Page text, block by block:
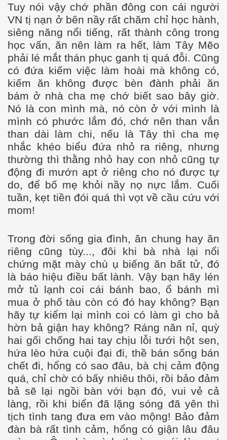
Tuy nói vậy chớ phần đông con cái người
VN tị nạn ở bên nầy rất chăm chỉ học hành,
siêng năng nổi tiếng, rất thành công trong
học vấn, ăn nên làm ra hết, làm Tây Mẽo
phải lé mắt thán phục ganh tị quá đỗi. Cũng
có đứa kiếm việc làm hoài mà không có,
kiếm ăn không được bèn đành phải ăn
bám ở nhà cha mẹ chớ biết sao bây giờ.
Nó là con mình mà, nó còn ở với mình là
mình có phước lắm đó, chớ nên than vắn
than dài làm chi, nếu là Tây thì cha mẹ
nhắc khéo biểu đứa nhỏ ra riêng, nhưng
thường thì thằng nhỏ hay con nhỏ cũng tự
động đi mướn apt ở riêng cho nó được tự
do, để bố mẹ khỏi nầy nọ nực lắm. Cuối
tuần, kẹt tiền đói quá thì vọt về cầu cứu với
mom!
Trong đời sống gia đình, ăn chung hay ăn
riêng cũng tùy..., đôi khi bà nhà lại nổi
chứng mặt mày chù ụ biếng ăn bất tử, đó
là báo hiệu điều bất lành. Vậy bạn hãy lén
mở tủ lạnh coi cái bánh bao, ổ bánh mì
mua ở phố tàu còn có đó hay không? Bạn
hãy tự kiểm lại mình coi có làm gì cho bả
hờn bả giận hay không? Ráng năn nỉ, quỳ
hai gối chống hai tay chịu lỗi tưới hột sen,
hứa lèo hứa cuội đại đi, thề bán sống bán
chết đi, hổng có sao đâu, bà chị cảm động
quá, chỉ chờ có bấy nhiêu thôi, rồi bảo đảm
bả sẽ lại ngồi bàn với bạn đó, vui vẻ cả
làng, rồi khi biển đã lặng sóng đã yên thì
tịch tình tang đưa em vào mộng! Bảo đảm
đàn bà rất tình cảm, hổng có giận lâu đâu
và tôi